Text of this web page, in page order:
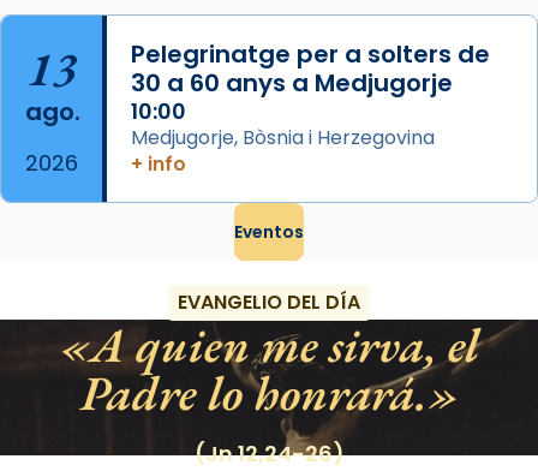
13
ago.
2026
Pelegrinatge per a solters de
30 a 60 anys a Medjugorje
10:00
Medjugorje, Bòsnia i Herzegovina
+ info
Eventos
EVANGELIO DEL DÍA
A quien me sirva, el
Padre lo honrará.
(Jn 12,24-26)